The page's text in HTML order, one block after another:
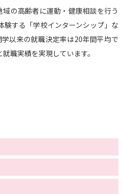
小学校教員資格認定試験
認定試験
集
国際・グローバルに強い大学
奨学金・特待生制度特集
デジタ
の高齢者に運動・健康相談を行う
験する「学校インターンシップ」な
以来の就職決定率は20年間平均で
職実績を実現しています。